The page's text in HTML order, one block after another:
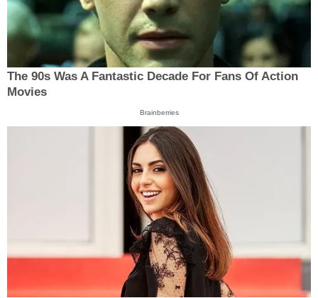
The 90s Was A Fantastic Decade For Fans Of Action
Movies
Brainberries